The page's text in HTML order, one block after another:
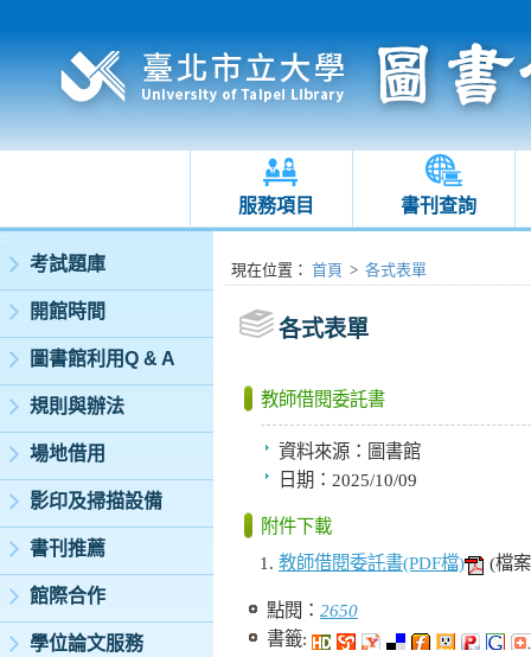
服務項目 書刊查詢
:::
考試題庫
開館時間
圖書館利用Q & A
規則與辦法
場地借用
影印及掃描設備
書刊推薦
館際合作
學位論文服務
:::現在位置 ： 首頁 > 各式表單
各式表單
教師借閱委託書
資料來源： 圖書館
日期： 2025/10/09
附件下載
教師借閱委託書(PDF檔)
(檔
點閱： 2650
書籤: